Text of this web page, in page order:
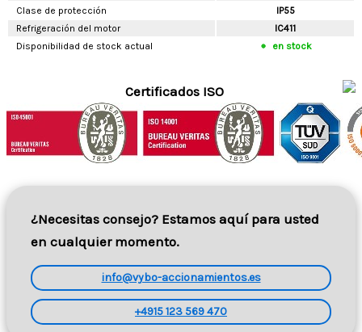
Clase de protección
IP55
Refrigeración del motor
IC411
Disponibilidad de stock actual
en stock
Certificados ISO
¿Necesitas consejo? Estamos aquí para usted
en cualquier momento.
info@vybo-accionamientos.es
+4915 123 569 470